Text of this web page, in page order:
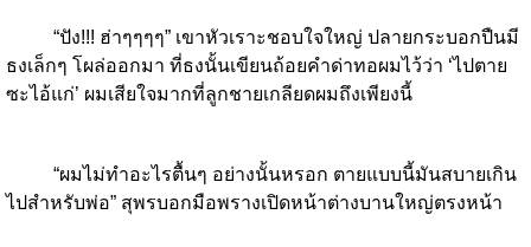
“ปัง!!! ฮ่าๆๆๆๆ” เขาหัวเราะชอบใจใหญ่ ปลายกระบอกปืนมี
ธงเล็กๆ โผล่ออกมา ที่ธงนั้นเขียนถ้อยคำด่าทอผมไว้ว่า ‘ไปตาย
ซะไอ้แก่’ ผมเสียใจมากที่ลูกชายเกลียดผมถึงเพียงนี้
“ผมไม่ทำอะไรตื้นๆ อย่างนั้นหรอก ตายแบบนี้มันสบายเกิน
ไปสำหรับพ่อ” สุพรบอกมือพรางเปิดหน้าต่างบานใหญ่ตรงหน้า